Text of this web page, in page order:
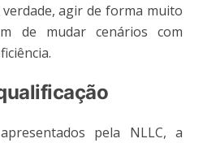
agir de forma muito
de mudar cenários com
pela NLLC, a